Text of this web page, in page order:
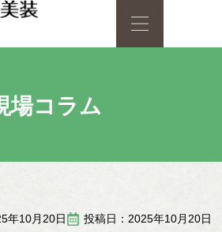
場コラム
年10月20日 投稿日：2025年10月20日